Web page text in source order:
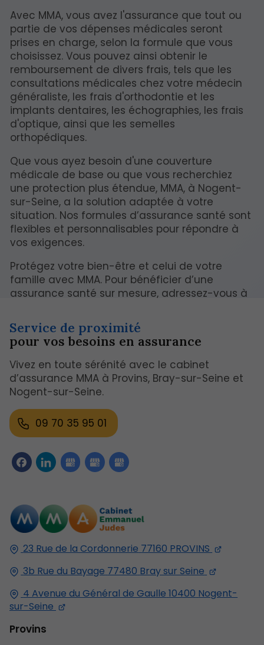
Avec MMA, vous avez l'assurance que tout ou
partie de vos dépenses médicales seront
prises en charge, selon la formule que vous
choisissez. Vous pouvez ainsi obtenir le
remboursement de divers frais, tels que les
consultations médicales chez votre médecin
généraliste, les frais d'orthodontie et les
implants dentaires, les échographies, les frais
d'optique, ainsi que les semelles
orthopédiques.
Que vous ayez besoin d'une couverture
médicale de base ou que vous recherchiez
une protection plus étendue, MMA, à Nogent-
sur-Seine, a la solution adaptée à votre
situation. Nos formules d’assurance santé sont
flexibles et personnalisables pour répondre à
vos exigences.
Protégez votre bien-être et celui de votre
famille avec MMA. Pour bénéficier d’une
assurance santé sur mesure, adressez-vous à
23 Rue de la Cordonnerie 77160 PROVINS
3b Rue du Bayage 77480 Bray sur Seine
4 Avenue du Général de Gaulle 10400 Nogent-
sur-Seine
Provins
Service de proximité
pour vos besoins en assurance
Vivez en toute sérénité avec le cabinet
d’assurance MMA à Provins, Bray-sur-Seine et
Nogent-sur-Seine.
09 70 35 95 01